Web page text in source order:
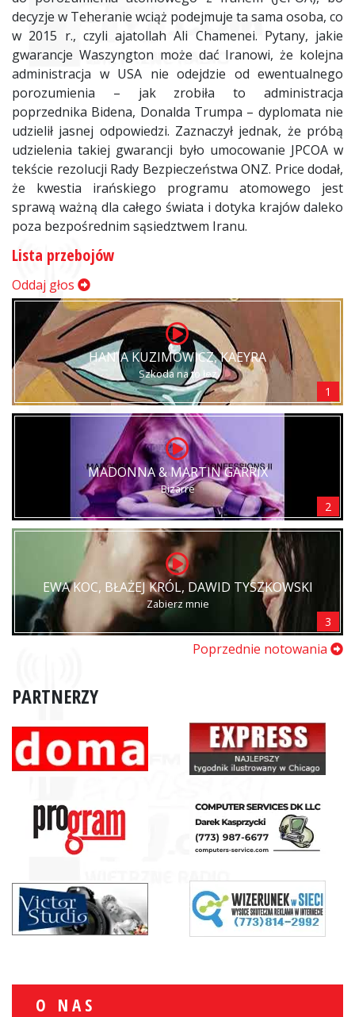
decyzje w Teheranie wciąż podejmuje ta sama osoba, co
w 2015 r., czyli ajatollah Ali Chamenei. Pytany, jakie
gwarancje Waszyngton może dać Iranowi, że kolejna
administracja w USA nie odejdzie od ewentualnego
porozumienia – jak zrobiła to administracja
poprzednika Bidena, Donalda Trumpa – dyplomata nie
udzielił jasnej odpowiedzi. Zaznaczył jednak, że próbą
udzielenia takiej gwarancji było umocowanie JPCOA w
tekście rezolucji Rady Bezpieczeństwa ONZ. Price dodał,
że kwestia irańskiego programu atomowego jest
sprawą ważną dla całego świata i dotyka krajów daleko
poza bezpośrednim sąsiedztwem Iranu.
Lista przebojów
Oddaj głos
HANIA KUZIMOWICZ, KAEYRA
Szkoda na to łez
1
MADONNA & MARTIN GARRIX
Bizarre
2
EWA KOC, BŁAŻEJ KRÓL, DAWID TYSZKOWSKI
Zabierz mnie
3
Poprzednie notowania
PARTNERZY
O NAS